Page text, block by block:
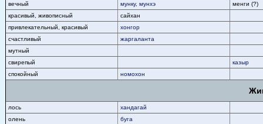
вечный
мунку, мунхэ
менги (?)
красивый, живописный
сайхан
привлекательный, красивый
хонгор
счастливый
жаргаланта
мутный
свирепый
казыр
спокойный
номохон
лось
хандагай
олень
буга